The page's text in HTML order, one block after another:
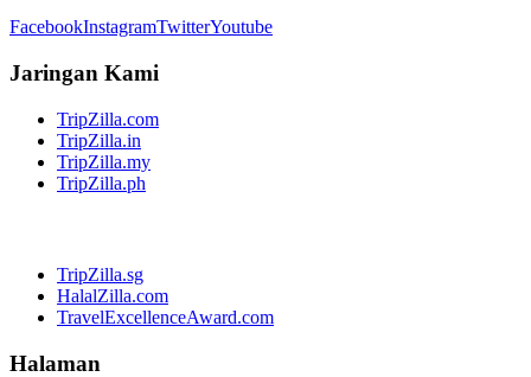
FacebookInstagramTwitterYoutube
Jaringan Kami
TripZilla.com
TripZilla.in
TripZilla.my
TripZilla.ph
TripZilla.sg
HalalZilla.com
TravelExcellenceAward.com
Halaman